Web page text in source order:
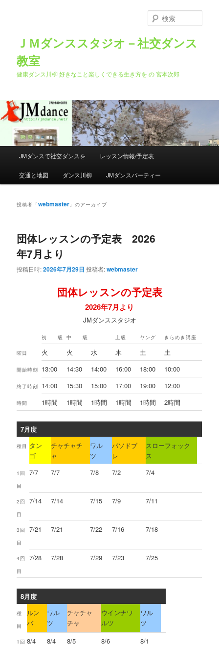
ＪＭダンススタジオ－社交ダンス
教室
健康ダンス川柳 好きなこと楽しくできる生き方を の 宮本次郎
索
メ
JMダンスで社交ダンスを レッスン情報/予定表
交通と地図 ダンス川柳 JMダンスパーティー
投稿者「webmaster 」のアーカイブ
団体レッスンの予定表 2026
年7月より
投稿日時:2026年7月29日 投稿者:webmaster
団体レッスンの予定表
2026年7月より
JMダンススタジオ
初 級 中 級 上級 ヤング きらめき講座
曜日 火 火 水 木 土 土
開始時刻 13:00 14:30 14:00 16:00 18:00 10:00
終了時刻 14:00 15:30 15:00 17:00 19:00 12:00
時間 1時間 1時間 1時間 1時間 1時間 2時間
7月度
種目 タン
ゴ
チャチャチ
ャ
ワル
ツ
パソドブ
レ
スローフォック
ス
1回
目
7/7 7/7 7/8 7/2 7/4
2回
目
7/14 7/14 7/15 7/9 7/11
3回
目
7/21 7/21 7/22 7/16 7/18
4回
目
7/28 7/28 7/29 7/23 7/25
8月度
種
目
ルン
バ
ワル
ツ
チャチャ
チャ
ウインナワ
ルツ
ワル
ツ
1回 8/4 8/4 8/5 8/6 8/1